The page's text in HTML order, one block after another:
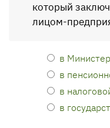
который
лицом-
в
в
в
в